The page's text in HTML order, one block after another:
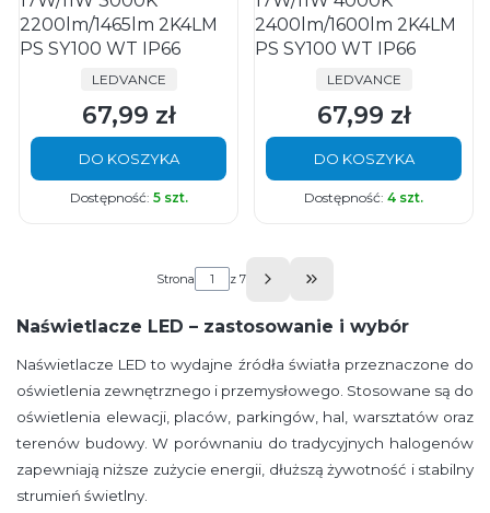
2200lm/1465lm 2K4LM
PS SY100 WT IP66
PRODUCENT
LEDVANCE
Cena
67,99 zł
DO KOSZYKA
Dostępność: 5 szt.
2400lm/1600lm 2K4LM
PS SY100 WT IP66
PRODUCENT
LEDVANCE
Cena
67,99 zł
DO KOSZYKA
Dostępność: 4 szt.
Strona z 7
Przejdź do ostatniej
Naświetlacze LED – zastosowanie i wybór
Naświetlacze LED to wydajne źródła światła przeznaczone do
oświetlenia zewnętrznego i przemysłowego. Stosowane są do
oświetlenia elewacji, placów, parkingów, hal, warsztatów oraz
terenów budowy. W porównaniu do tradycyjnych halogenów
zapewniają niższe zużycie energii, dłuższą żywotność i stabilny
strumień świetlny.